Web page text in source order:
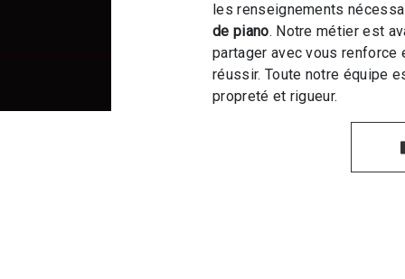
les renseignements
de piano. Notre métier est
partager avec vous
réussir. Toute notre équipe
propreté et rigueur.